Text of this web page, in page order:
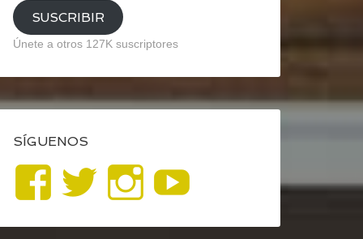
SUSCRIBIR
Únete a otros 127K suscriptores
SÍGUENOS
Ver
perfil
Ver
perfil
Ver
perfil
YouTube